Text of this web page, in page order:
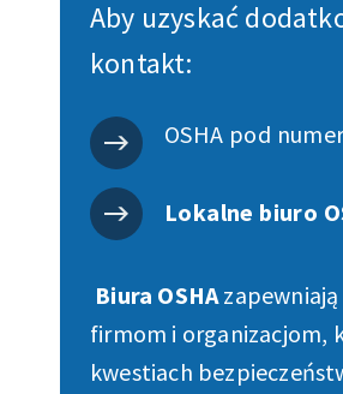
Aby uzyskać
kontakt:
OSHA pod
Lokalne biuro
Biura OSHA
firmom i organizacjom,
kwestiach